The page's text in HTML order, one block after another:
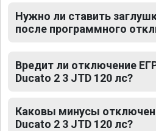
Нужно ли ставить
после программного
Вредит ли отключение
Ducato 2 3 JTD 120 лс?
Каковы минусы
Ducato 2 3 JTD 120 лс?